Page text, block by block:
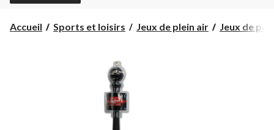
Accueil Sports et loisirs Jeux de plein air Jeux de